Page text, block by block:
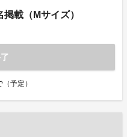
載（Mサイズ）
予定）